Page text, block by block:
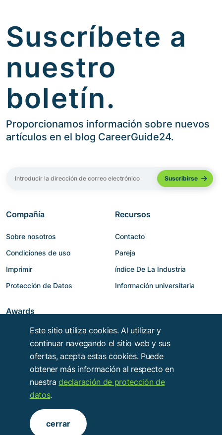
Suscríbete a
nuestro
boletín.
Proporcionamos información sobre nuevos
artículos en el blog CareerGuide24.
Compañía
Sobre nosotros
Condiciones de uso
Imprimir
Protección de Datos
Recursos
Contacto
Pareja
índice De La Industria
Información universitaria
Awards
Copyright © 2014 - 2026 Troy Verlags- und Werbungsgesellschaft mbH
Alle Rechte vorbehalten.
Este sitio utiliza cookies. Al utilizar y
continuar navegando el sitio web y sus
ofertas, acepta estas cookies. Puede
obtener más información al respecto en
nuestradeclaración de protección de
datos.
cerrar